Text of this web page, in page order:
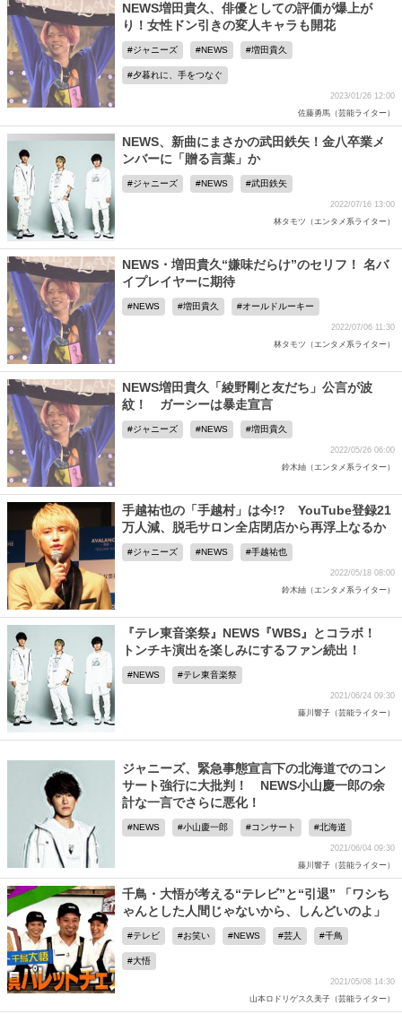
NEWS増田貴久、俳優としての評価が爆上が
り！女性ドン引きの変人キャラも開花
ジャニーズ NEWS 増田貴久
夕暮れに、手をつなぐ
2023/01/26 12:00
佐藤勇馬（芸能ライター）
NEWS、新曲にまさかの武田鉄矢！金八卒業メ
ンバーに「贈る言葉」か
ジャニーズ NEWS 武田鉄矢
2022/07/16 13:00
林タモツ（エンタメ系ライター）
NEWS・増田貴久“嫌味だらけ”のセリフ！ 名バ
イプレイヤーに期待
NEWS 増田貴久 オールドルーキー
2022/07/06 11:30
林タモツ（エンタメ系ライター）
NEWS増田貴久「綾野剛と友だち」公言が波
紋！ ガーシーは暴走宣言
ジャニーズ NEWS 増田貴久
2022/05/26 06:00
鈴木紬（エンタメ系ライター）
手越祐也の「手越村」は今!? YouTube登録21
万人減、脱毛サロン全店閉店から再浮上なるか
ジャニーズ NEWS 手越祐也
2022/05/18 08:00
鈴木紬（エンタメ系ライター）
『テレ東音楽祭』NEWS『WBS』とコラボ！
トンチキ演出を楽しみにするファン続出！
NEWS テレ東音楽祭
2021/06/24 09:30
藤川響子（芸能ライター）
ジャニーズ、緊急事態宣言下の北海道でのコン
サート強行に大批判！ NEWS小山慶一郎の余
計な一言でさらに悪化！
NEWS 小山慶一郎 コンサート 北海道
2021/06/04 09:30
藤川響子（芸能ライター）
千鳥・大悟が考える“テレビ”と“引退” 「ワシち
ゃんとした人間じゃないから、しんどいのよ」
テレビ お笑い NEWS 芸人 千鳥
大悟
2021/05/08 14:30
山本ロドリゲス久美子（芸能ライター）